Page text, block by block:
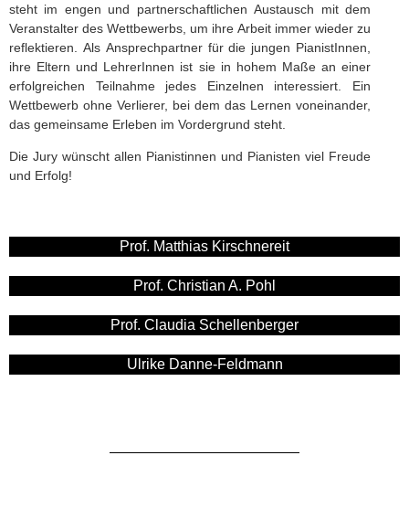
steht im engen und partnerschaftlichen Austausch mit dem
Veranstalter des Wettbewerbs, um ihre Arbeit immer wieder zu
reflektieren. Als Ansprechpartner für die jungen PianistInnen,
ihre Eltern und LehrerInnen ist sie in hohem Maße an einer
erfolgreichen Teilnahme jedes Einzelnen interessiert. Ein
Wettbewerb ohne Verlierer, bei dem das Lernen voneinander,
das gemeinsame Erleben im Vordergrund steht.
Die Jury wünscht allen Pianistinnen und Pianisten viel Freude
und Erfolg!
Prof. Matthias Kirschnereit​
Prof. Christian A. Pohl
Prof. Claudia Schellenberger​
Ulrike Danne-Feldmann